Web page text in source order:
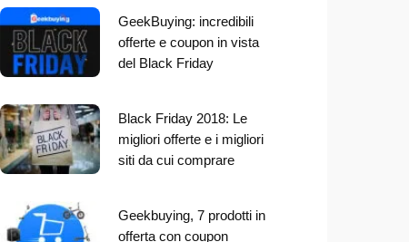
GeekBuying: incredibili
offerte e coupon in vista
del Black Friday
Black Friday 2018: Le
migliori offerte e i migliori
siti da cui comprare
Geekbuying, 7 prodotti in
offerta con coupon